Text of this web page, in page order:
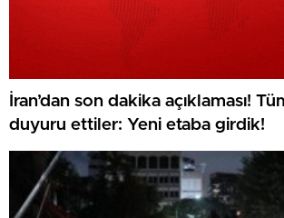
İran’dan son dakika açıklaması!
duyuru ettiler: Yeni etaba girdik!